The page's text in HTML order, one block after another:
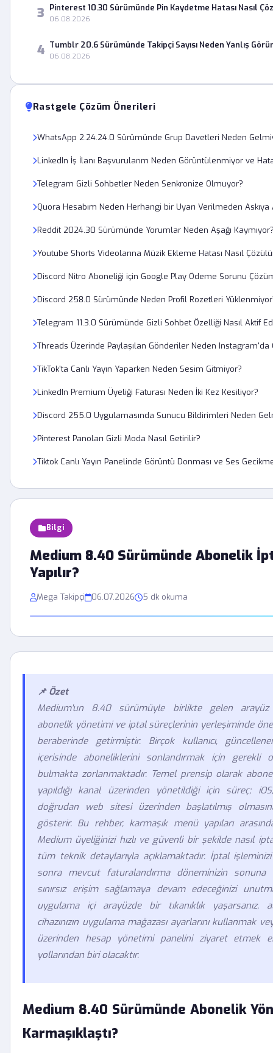
Bilgi
Medium 8.40 Sürümünde Abonelik
Yapılır?
Mega Takipçi 06.07.2026 5 dk okuma
📌 Özet
Medium'un 8.40 sürümüyle birlikte gelen arayüz
abonelik yönetimi ve iptal süreçlerinin yerleşiminde
beraberinde getirmiştir. Birçok kullanıcı,
içerisinde aboneliklerini sonlandırmak için gerekli
bulmakta zorlanmaktadır. Temel prensip olarak
yapıldığı kanal üzerinden yönetildiği için süreç;
doğrudan web sitesi üzerinden başlatılmış
gösterir. Bu rehber, karmaşık menü yapıları
Medium üyeliğinizi hızlı ve güvenli bir şekilde nasıl
tüm teknik detaylarıyla açıklamaktadır. İptal
sonra mevcut faturalandırma döneminizin sonuna
sınırsız erişim sağlamaya devam edeceğinizi
uygulama içi arayüzde bir tıkanıklık yaşarsanız,
cihazınızın uygulama mağazası ayarlarını kullanmak
üzerinden hesap yönetimi panelini ziyaret etmek
yollarından biri olacaktır.
Medium 8.40 Sürümünde Abonelik
Karmaşıklaştı?
3 Pinterest 10.30 Sürümünde Pin Kaydetme Hatası Nasıl
06.08.2026
4 Tumblr 20.6 Sürümünde Takipçi Sayısı Neden Yanlış
06.08.2026
Rastgele Çözüm Önerileri
WhatsApp 2.24.24.0 Sürümünde Grup Davetleri Neden
LinkedIn İş İlanı Başvurularım Neden Görüntülenmiyor ve
Telegram Gizli Sohbetler Neden Senkronize Olmuyor?
Quora Hesabım Neden Herhangi bir Uyarı Verilmeden Askıya
Reddit 2024.30 Sürümünde Yorumlar Neden Aşağı
Youtube Shorts Videolarına Müzik Ekleme Hatası Nasıl
Discord Nitro Aboneliği için Google Play Ödeme Sorunu
Discord 258.0 Sürümünde Neden Profil Rozetleri
Telegram 11.3.0 Sürümünde Gizli Sohbet Özelliği Nasıl Aktif
Threads Üzerinde Paylaşılan Gönderiler Neden Instagram'da
TikTok'ta Canlı Yayın Yaparken Neden Sesim Gitmiyor?
LinkedIn Premium Üyeliği Faturası Neden İki Kez Kesiliyor?
Discord 255.0 Uygulamasında Sunucu Bildirimleri Neden
Pinterest Panoları Gizli Moda Nasıl Getirilir?
Tiktok Canlı Yayın Panelinde Görüntü Donması ve Ses